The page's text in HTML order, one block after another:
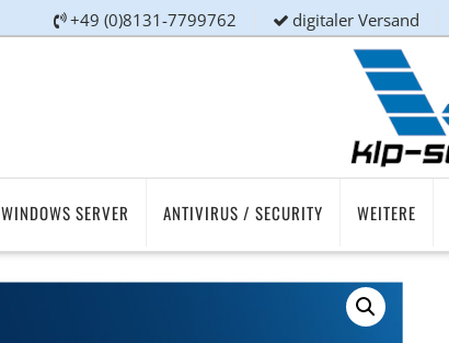
+49 (0)8131-7799762 digitaler Versand
WINDOWS SERVER ANTIVIRUS / SECURITY WEITERE